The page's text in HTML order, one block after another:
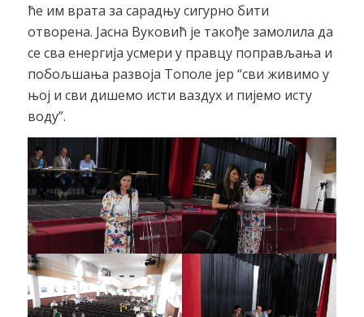
ће им врата за сарадњу сигурно бити
отворена. Јасна Вуковић је такође замолила да
се сва енергија усмери у правцу поправљања и
побољшања развоја Тополе јер “сви живимо у
њој и сви дишемо исти ваздух и пијемо исту
воду”.